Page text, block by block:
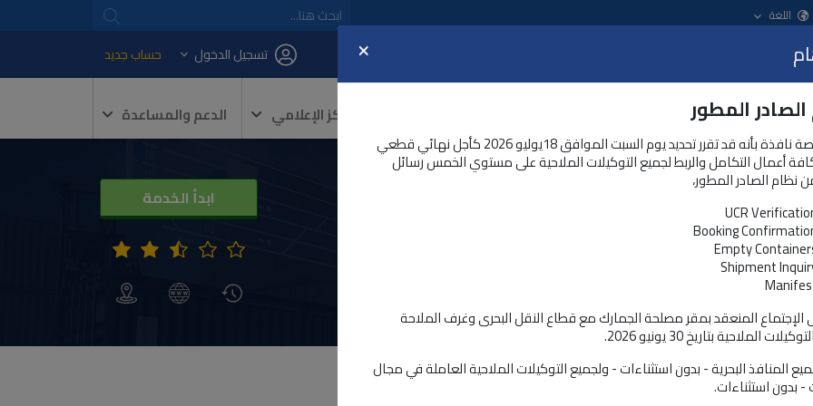
اللغة
تسجيل الدخول حساب جديد
الخدمات و المنتجات المركز الإعلامي الدعم والمساعدة
إلكترونياً
ابدأ الخدمة
×
المطور
تعلن منصة نافذة بأنه قد تقرر تحديد يوم السبت الموافق 18يوليو 2026 كأجل نهائي قطعي
أعمال التكامل والربط لجميع التوكيلات الملاحية على مستوي الخمس رسائل
نظام الصادر المطور،
UCR
Booking
Empty
Shipment
الإجتماع المنعقد بمقر مصلحة الجمارك مع قطاع النقل البحرى وغرف الملاحة
الملاحية بتاريخ 30 يونيو 2026.
المنافذ البحرية - بدون استثناءات - ولجميع التوكيلات الملاحية العاملة في مجال
- بدون استثناءات.